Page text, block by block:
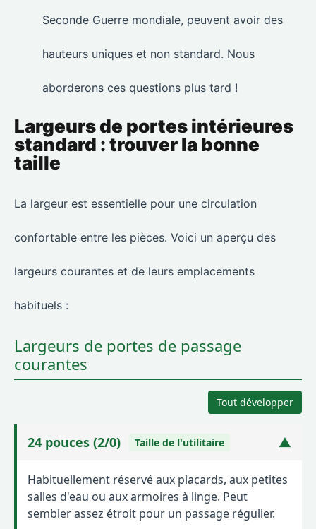
Seconde Guerre mondiale, peuvent avoir des
hauteurs uniques et non standard. Nous
aborderons ces questions plus tard !
Largeurs de portes intérieures
standard : trouver la bonne
taille
La largeur est essentielle pour une circulation
confortable entre les pièces. Voici un aperçu des
largeurs courantes et de leurs emplacements
habituels :
Largeurs de portes de passage
courantes
Tout développer
24 pouces (2/0) Taille de l'utilitaire ▼
Habituellement réservé aux placards, aux petites
salles d'eau ou aux armoires à linge. Peut
sembler assez étroit pour un passage régulier.